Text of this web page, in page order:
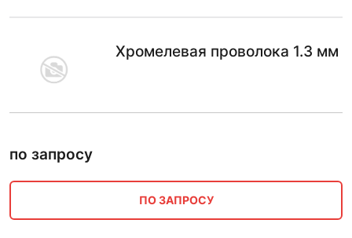
Хромелевая проволока 1.3 мм
по запросу
ПО ЗАПРОСУ